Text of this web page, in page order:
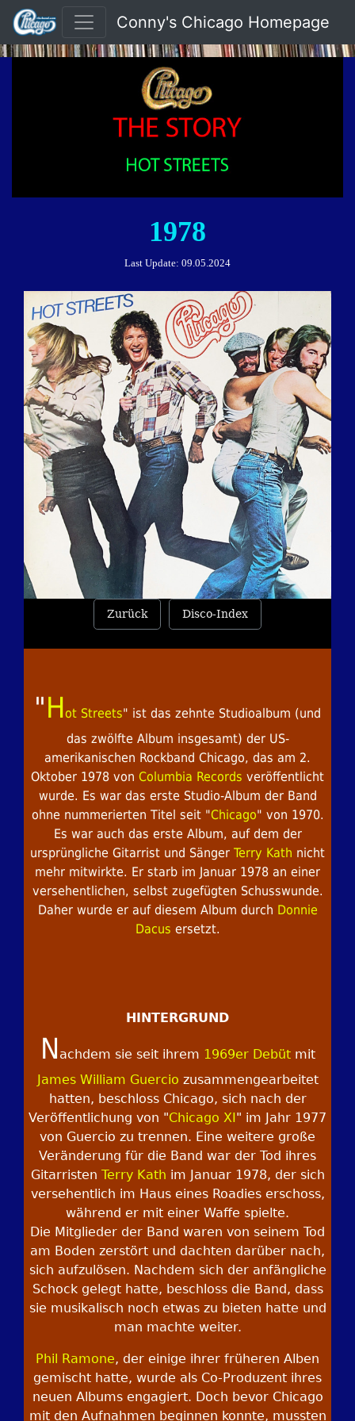
Conny's Chicago Homepage
1978
Last Update: 09.05.2024
Zurück Disco-Index
"Hot Streets" ist das zehnte Studioalbum (und
das zwölfte Album insgesamt) der US-
amerikanischen Rockband Chicago, das am 2.
Oktober 1978 von Columbia Records veröffentlicht
wurde. Es war das erste Studio-Album der Band
ohne nummerierten Titel seit "Chicago" von 1970.
Es war auch das erste Album, auf dem der
ursprüngliche Gitarrist und Sänger Terry Kath nicht
mehr mitwirkte. Er starb im Januar 1978 an einer
versehentlichen, selbst zugefügten Schusswunde.
Daher wurde er auf diesem Album durch Donnie
Dacus ersetzt.
HINTERGRUND
N achdem sie seit ihrem 1969er Debütmit
James William Guercio zusammengearbeitet
hatten, beschloss Chicago, sich nach der
Veröffentlichung von "Chicago XI" im Jahr 1977
von Guercio zu trennen. Eine weitere große
Veränderung für die Band war der Tod ihres
Gitarristen Terry Kath im Januar 1978, der sich
versehentlich im Haus eines Roadies erschoss,
während er mit einer Waffe spielte.
Die Mitglieder der Band waren von seinem Tod
am Boden zerstört und dachten darüber nach,
sich aufzulösen. Nachdem sich der anfängliche
Schock gelegt hatte, beschloss die Band, dass
sie musikalisch noch etwas zu bieten hatte und
man machte weiter.
Phil Ramone, der einige ihrer früheren Alben
gemischt hatte, wurde als Co-Produzent ihres
neuen Albums engagiert. Doch bevor Chicago
mit den Aufnahmen beginnen konnte, mussten